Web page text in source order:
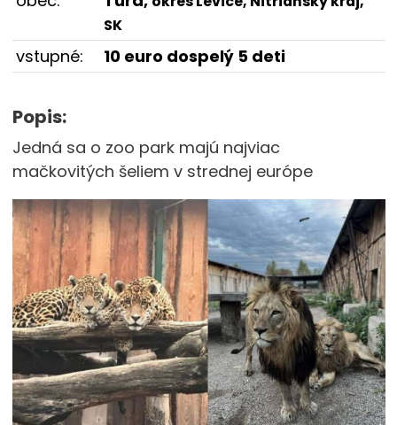
SK
vstupné: 10 euro dospelý 5 deti
Popis:
Jedná sa o zoo park majú najviac
mačkovitých šeliem v strednej európe